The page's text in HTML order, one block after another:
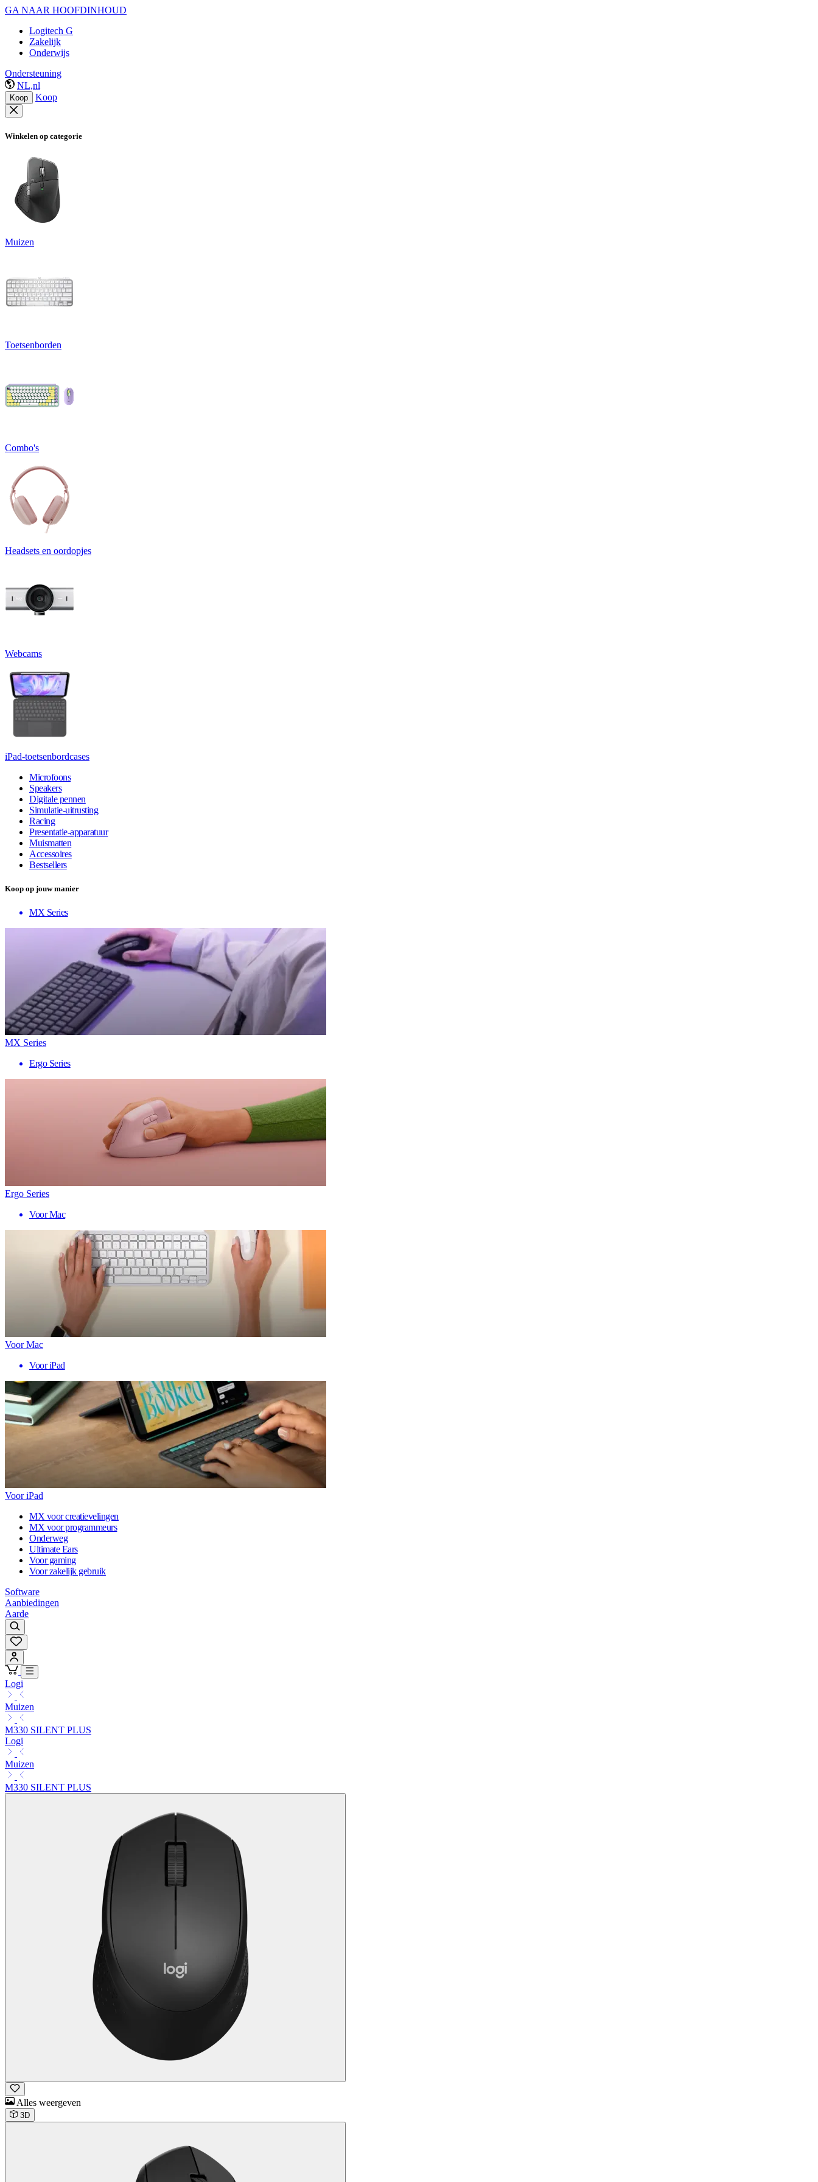
GA NAAR HOOFDINHOUD
Logitech G
Zakelijk
Onderwijs
Ondersteuning
NL,nl
Koop Koop
Winkelen op categorie
Muizen
Toetsenborden
Combo's
Headsets en oordopjes
Webcams
iPad-toetsenbordcases
Microfoons
Speakers
Digitale pennen
Simulatie-uitrusting
Racing
Presentatie-apparatuur
Muismatten
Accessoires
Bestsellers
Koop op jouw manier
MX Series
MX Series
Ergo Series
Ergo Series
Voor Mac
Voor Mac
Voor iPad
Voor iPad
MX voor creatievelingen
MX voor programmeurs
Onderweg
Ultimate Ears
Voor gaming
Voor zakelijk gebruik
Software
Aanbiedingen
Aarde
Logi
Muizen
M330 SILENT PLUS
Logi
Muizen
M330 SILENT PLUS
Alles weergeven
3D